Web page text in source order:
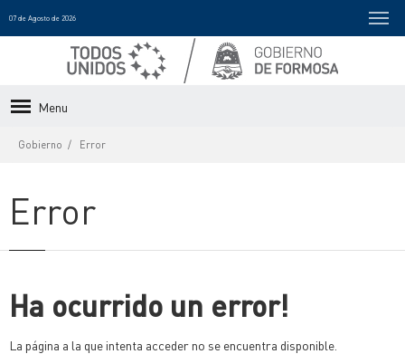
07 de Agosto de 2026
Menu
Gobierno Error
Error
Ha ocurrido un error!
La página a la que intenta acceder no se encuentra disponible.